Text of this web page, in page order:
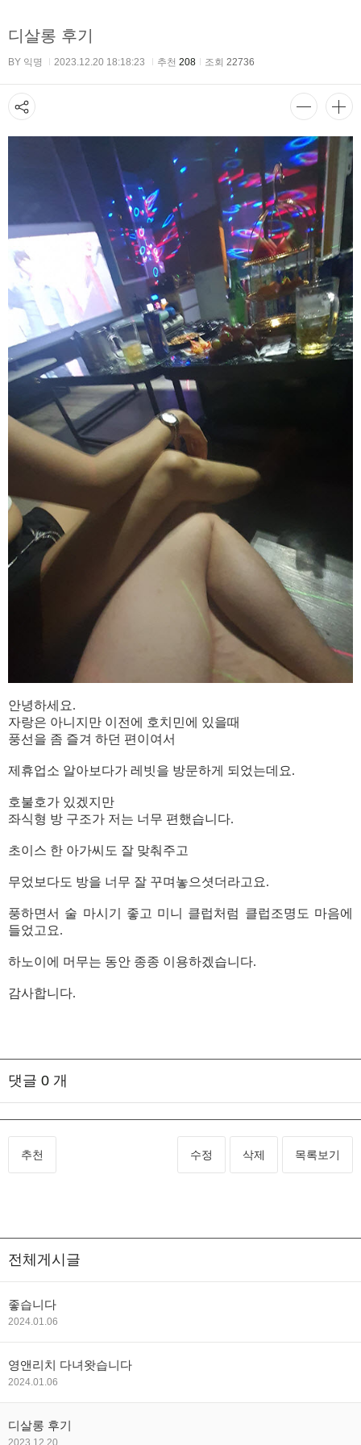
디살롱 후기
BY 익명 2023.12.20 18:18:23 추천 208 조회 22736
안녕하세요.
자랑은 아니지만 이전에 호치민에 있을때
풍선을 좀 즐겨 하던 편이여서
제휴업소 알아보다가 레빗을 방문하게 되었는데요.
호불호가 있겠지만
좌식형 방 구조가 저는 너무 편했습니다.
초이스 한 아가씨도 잘 맞춰주고
무었보다도 방을 너무 잘 꾸며놓으셧더라고요.
풍하면서 술 마시기 좋고 미니 클럽처럼 클럽조명도 마음에
들었고요.
하노이에 머무는 동안 종종 이용하겠습니다.
감사합니다.
댓글 0 개
추천 수정 삭제 목록보기
전체게시글
좋습니다
2024.01.06
영앤리치 다녀왓습니다
2024.01.06
디살롱 후기